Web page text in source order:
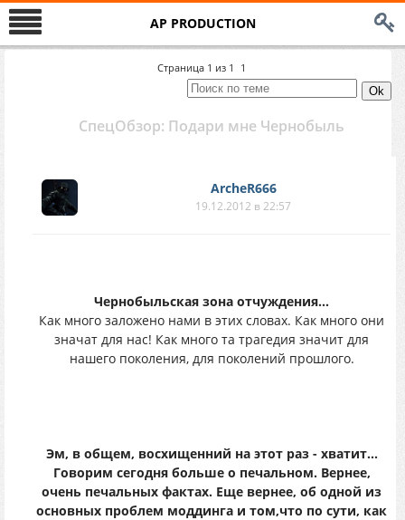
AP PRODUCTION
Страница 1 из 1 1
СпецОбзор: Подари мне Чернобыль
ArcheR666
19.12.2012 в 22:57
Чернобыльская зона отчуждения...
Как много заложено нами в этих словах. Как много они
значат для нас! Как много та трагедия значит для
нашего поколения, для поколений прошлого.
Эм, в общем, восхищенний на этот раз - хватит...
Говорим сегодня больше о печальном. Вернее,
очень печальных фактах. Еще вернее, об одной из
основных проблем моддинга и том,что по сути, как